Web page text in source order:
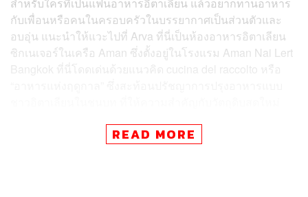
กับเพื่อนหรือคนในครอบครัวในบรรยากาศเป็นส่วนตัวและ
อบอุ่น แนะนำให้แวะไปที่ Arva ที่นี่เป็นห้องอาหารอิตาเลียน
ซิกเนเจอร์ในเครือ Aman ซึ่งตั้งอยู่ในโรงแรม Aman Nai Lert
งอาร์วาได้รับแรงบันดาลใจจากรสชาติและวัฒนธรรมท้อง
READ MORE